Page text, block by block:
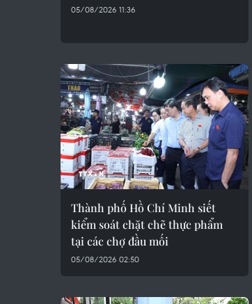
05/08/2026 11:36
Thành phố Hồ Chí Minh siết
kiểm soát chặt chẽ thực phẩm
tại các chợ đầu mối
05/08/2026 02:50